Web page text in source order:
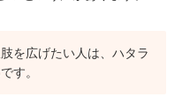
評判はどこで確認でき
を広げたい人は、ハタラ
す。